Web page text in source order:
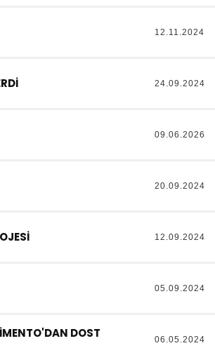
12.11.2024
24.09.2024
09.06.2026
20.09.2024
12.09.2024
05.09.2024
DOST
06.05.2024